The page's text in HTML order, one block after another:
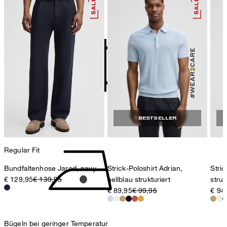
nicht bleichen
nicht Trommeltrocknen
Bügeln bei geringer Temperatur
Deutschland
contact@strellson.com
Produzent
Strellson AG
Sonnenwiesenstrasse 21
8280 Kreuzlingen
Schweiz
Regular Fit
Bundfaltenhose Jarod, navy
€ 129,95€ 139,95
BESTSELLER
Strick-Poloshirt Adrian,
hellblau strukturiert
€ 89,95€ 99,95
€